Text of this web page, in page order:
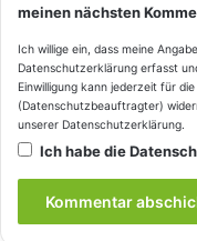
meinen nächsten
Ich willige ein, dass meine
Datenschutzerklärung erfasst
Einwilligung kann jederzeit für
(Datenschutzbeauftragter)
unserer Datenschutzerklärung.
Ich habe die